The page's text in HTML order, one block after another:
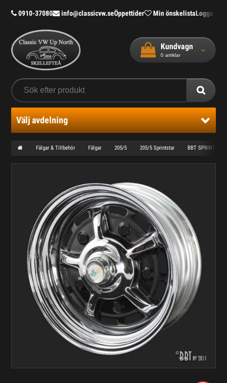
0910-37080 info@classicvw.seÖppettider Min önskelistaLogga in
Kundvagn
0 artiklar
Välj avdelning
Fälgar & Tillbehör Fälgar 205/5 205/5 Sprintstar BBT